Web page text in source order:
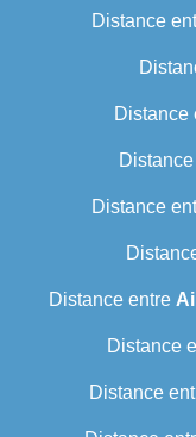
Distance
Distance
Distance
Distance entre
Distance
Distance